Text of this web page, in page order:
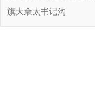
旗大佘太书记沟